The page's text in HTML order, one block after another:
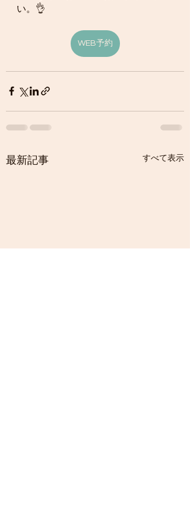
い。👌
WEB予約
最新記事 すべて表示